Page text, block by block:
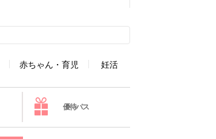
赤ちゃん・育児 妊活
優待パス